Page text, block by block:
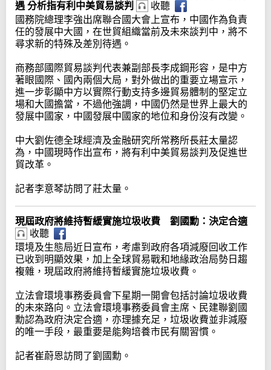
遇 分析指有利中美貿易談判
收聽
國務院總理李強出席聯合國大會上宣布，中國作為負責
任的發展中大國，在世貿組織當前及未來談判中，將不
尋求新的特殊及差別待遇。
商務部國際貿易談判代表兼副部長李成鋼形容，是中方
著眼國際、國內兩個大局，對外做出的重要立場宣示，
進一步彰顯中方以實際行動支持多邊貿易體制的堅定立
場和大國擔當，不過他強調，中國仍然是世界上最大的
發展中國家，中國發展中國家的地位和身份沒有改變。
中大劉佐德全球經濟及金融研究所常務所長莊太量認
為，中國現時作出宣布，將有利中美貿易談判及促進世
貿改革。
記者李意琴訪問了莊太量。
現屆政府將維持暫緩實施垃圾收費 劉國勳：決定合適
收聽
環境及生態局近日宣布，考慮到政府各項減廢回收工作
已收到明顯效果，加上全球貿易戰和地緣政治局勢日趨
複雜，現屆政府將維持暫緩實施垃圾收費。
立法會環境事務委員會下星期一開會包括討論垃圾收費
的未來路向。立法會環境事務委員會主席、民建聯劉國
勳認為政府決定合適，亦理據充足，垃圾收費並非減廢
的唯一手段，最重要是能夠培養市民有關習慣。
記者崔蔚恩訪問了劉國勳。